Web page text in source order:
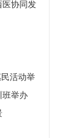
医协同发
活动举
班举办